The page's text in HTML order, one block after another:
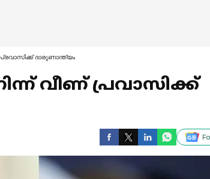
ദാരുണാന്ത്യം
വീണ് പ്രവാസിക്ക്